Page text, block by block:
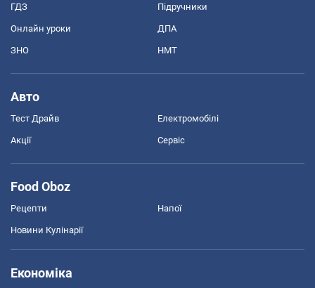
ГДЗ Підручники
Онлайн уроки ДПА
ЗНО НМТ
Авто
Тест Драйв Електромобілі
Акції Сервіс
Food Oboz
Рецепти Напої
Новини Кулінарії
Економіка